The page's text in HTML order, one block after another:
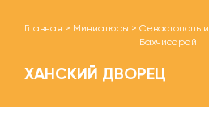
Главная > Миниатюры > Севастополь и
Бахчисарай
ХАНСКИЙ ДВОРЕЦ